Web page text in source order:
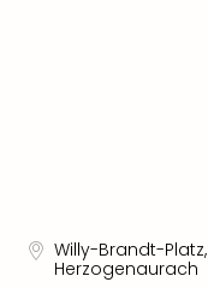
Willy-Brandt-Platz,
Herzogenaurach